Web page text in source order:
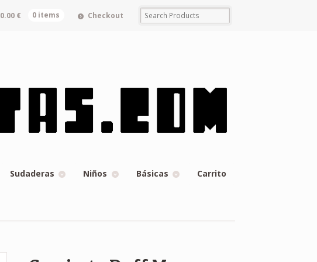
0.00 € 0 items Checkout
Sudaderas Niños Básicas Carrito